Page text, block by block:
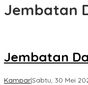
Jembatan
Jembatan
Kampar|Sabtu, 30 Mei